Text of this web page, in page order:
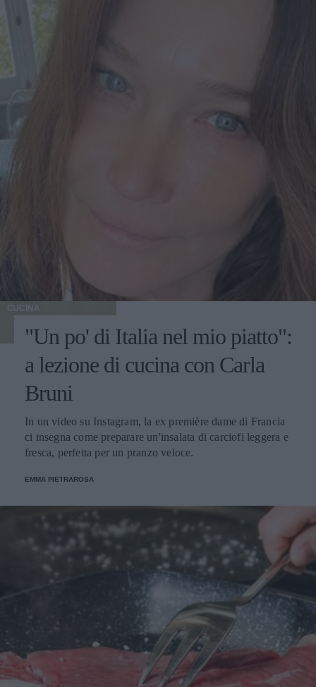
CUCINA
"Un po' di Italia nel mio piatto":
a lezione di cucina con Carla
Bruni
In un video su Instagram, la ex première dame di Francia
ci insegna come preparare un'insalata di carciofi leggera e
fresca, perfetta per un pranzo veloce.
EMMA PIETRAROSA